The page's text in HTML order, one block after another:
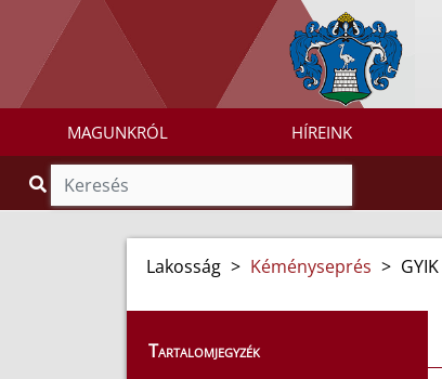
MAGUNKRÓL HÍREINK
Lakosság > Kéményseprés > GYIK
Tartalomjegyzék